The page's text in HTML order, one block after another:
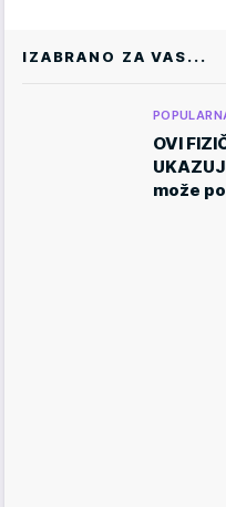
IZABRANO ZA VAS...
OVI
može